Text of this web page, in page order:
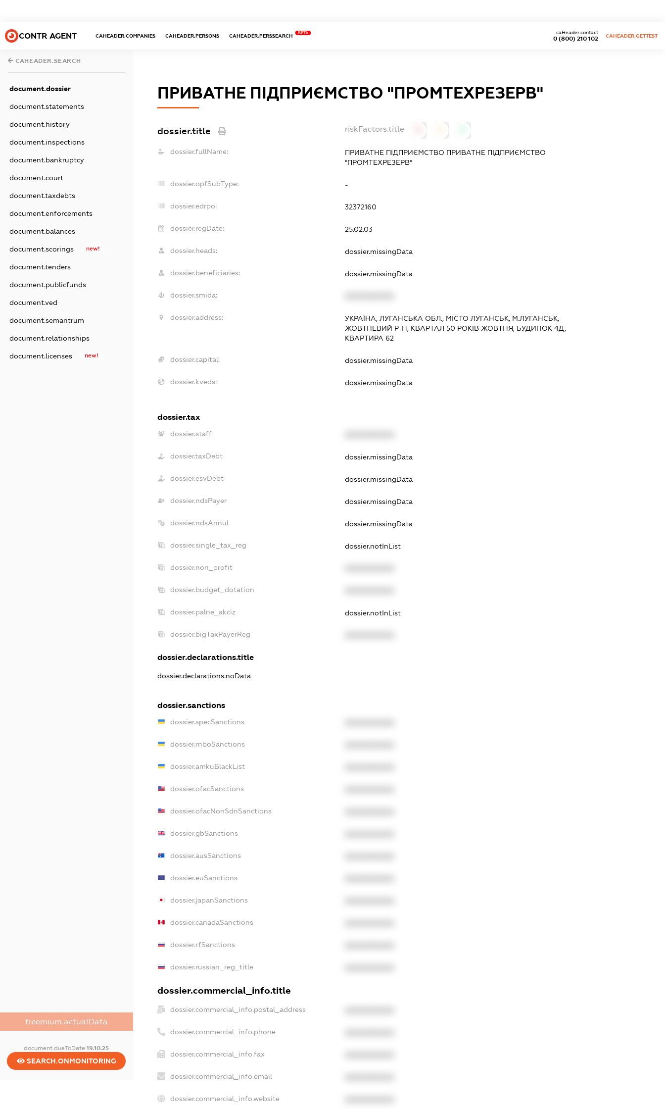
CONTR AGENT CAHEADER.COMPANIES CAHEADER.PERSONS CAHEADER.PERSSEARCH
BETA
0 (800) 210 102
caHeader.contact
CAHEADER.GETTEST
CAHEADER.SEARCH
document.dossier
document.statements
document.history
document.inspections
document.bankruptcy
document.court
document.taxdebts
document.enforcements
document.balances
document.scorings new!
document.tenders
document.publicfunds
document.ved
document.semantrum
document.relationships
document.licenses new!
freemium.actualData
document.dueToDate19.10.25
SEARCH.ONMONITORING
ПРИВАТНЕ ПІДПРИЄМСТВО "ПРОМТЕХРЕЗЕРВ"
dossier.title riskFactors.title
dossier.fullName:
ПРИВАТНЕ ПІДПРИЄМСТВО ПРИВАТНЕ ПІДПРИЄМСТВО
"ПРОМТЕХРЕЗЕРВ"
dossier.opfSubType: -
dossier.edrpo: 32372160
dossier.regDate: 25.02.03
dossier.heads: dossier.missingData
dossier.beneficiaries: dossier.missingData
dossier.smida:
dossier.address:
УКРАЇНА, ЛУГАНСЬКА ОБЛ., МІСТО ЛУГАНСЬК, М.ЛУГАНСЬК,
ЖОВТНЕВИЙ Р-Н, КВАРТАЛ 50 РОКІВ ЖОВТНЯ, БУДИНОК 4Д,
КВАРТИРА 62
dossier.capital: dossier.missingData
dossier.kveds: dossier.missingData
dossier.tax
dossier.staff
dossier.taxDebt dossier.missingData
dossier.esvDebt dossier.missingData
dossier.ndsPayer dossier.missingData
dossier.ndsAnnul dossier.missingData
dossier.single_tax_reg dossier.notInList
dossier.non_profit
dossier.budget_dotation
dossier.palne_akciz dossier.notInList
dossier.bigTaxPayerReg
dossier.declarations.title
dossier.declarations.noData
dossier.sanctions
dossier.specSanctions
dossier.rnboSanctions
dossier.amkuBlackList
dossier.ofacSanctions
dossier.ofacNonSdnSanctions
dossier.gbSanctions
dossier.ausSanctions
dossier.euSanctions
dossier.japanSanctions
dossier.canadaSanctions
dossier.rfSanctions
dossier.russian_reg_title
dossier.commercial_info.title
dossier.commercial_info.postal_address
dossier.commercial_info.phone
dossier.commercial_info.fax
dossier.commercial_info.email
dossier.commercial_info.website